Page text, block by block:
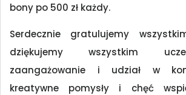
bony po 500 zł każdy.
Serdecznie gratulujemy
dziękujemy wszystkim
zaangażowanie i udział w
kreatywne pomysły i chęć